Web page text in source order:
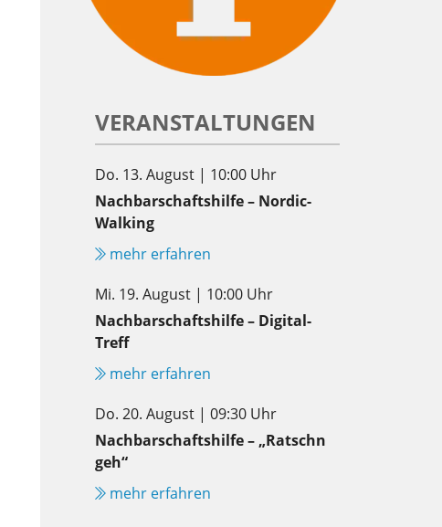
VERANSTALTUNGEN
Do. 13. August | 10:00 Uhr
Nachbarschaftshilfe – Nordic-
Walking
mehr erfahren
Mi. 19. August | 10:00 Uhr
Nachbarschaftshilfe – Digital-
Treff
mehr erfahren
Do. 20. August | 09:30 Uhr
Nachbarschaftshilfe – „Ratschn
geh“
mehr erfahren